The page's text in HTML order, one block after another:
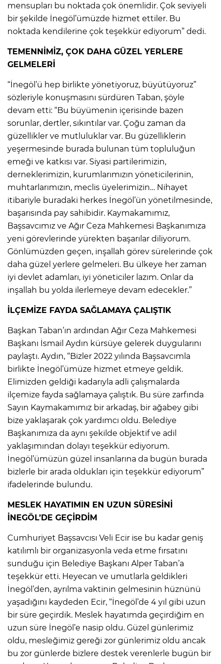
mensupları bu noktada çok önemlidir. Çok seviyeli
bir şekilde İnegöl’ümüzde hizmet ettiler. Bu
noktada kendilerine çok teşekkür ediyorum” dedi.
TEMENNİMİZ, ÇOK DAHA GÜZEL YERLERE
GELMELERİ
“İnegöl’ü hep birlikte yönetiyoruz, büyütüyoruz”
sözleriyle konuşmasını sürdüren Taban, şöyle
devam etti: “Bu büyümenin içerisinde bazen
sorunlar, dertler, sıkıntılar var. Çoğu zaman da
güzellikler ve mutluluklar var. Bu güzelliklerin
yeşermesinde burada bulunan tüm topluluğun
emeği ve katkısı var. Siyasi partilerimizin,
derneklerimizin, kurumlarımızın yöneticilerinin,
muhtarlarımızın, meclis üyelerimizin… Nihayet
itibariyle buradaki herkes İnegöl’ün yönetilmesinde,
başarısında pay sahibidir. Kaymakamımız,
Başsavcımız ve Ağır Ceza Mahkemesi Başkanımıza
yeni görevlerinde yürekten başarılar diliyorum.
Gönlümüzden geçen, inşallah görev sürelerinde çok
daha güzel yerlere gelmeleri. Bu ülkeye her zaman
iyi devlet adamları, iyi yöneticiler lazım. Onlar da
inşallah bu yolda ilerlemeye devam edecekler.”
İLÇEMİZE FAYDA SAĞLAMAYA ÇALIŞTIK
Başkan Taban’ın ardından Ağır Ceza Mahkemesi
Başkanı İsmail Aydın kürsüye gelerek duygularını
paylaştı. Aydın, “Bizler 2022 yılında Başsavcımla
birlikte İnegöl’ümüze hizmet etmeye geldik.
Elimizden geldiği kadarıyla adli çalışmalarda
ilçemize fayda sağlamaya çalıştık. Bu süre zarfında
Sayın Kaymakamımız bir arkadaş, bir ağabey gibi
bize yaklaşarak çok yardımcı oldu. Belediye
Başkanımıza da aynı şekilde objektif ve adil
yaklaşımından dolayı teşekkür ediyorum.
İnegöl’ümüzün güzel insanlarına da bugün burada
bizlerle bir arada oldukları için teşekkür ediyorum”
ifadelerinde bulundu.
MESLEK HAYATIMIN EN UZUN SÜRESİNİ
İNEGÖL’DE GEÇİRDİM
Cumhuriyet Başsavcısı Veli Ecir ise bu kadar geniş
katılımlı bir organizasyonla veda etme fırsatını
sunduğu için Belediye Başkanı Alper Taban’a
teşekkür etti. Heyecan ve umutlarla geldikleri
İnegöl’den, ayrılma vaktinin gelmesinin hüznünü
yaşadığını kaydeden Ecir, “İnegöl’de 4 yıl gibi uzun
bir süre geçirdik. Meslek hayatımda geçirdiğim en
uzun süre İnegöl’e nasip oldu. Güzel günlerimiz
oldu, mesleğimiz gereği zor günlerimiz oldu ancak
bu zor günlerde bizlere destek verenlerle bugün bir